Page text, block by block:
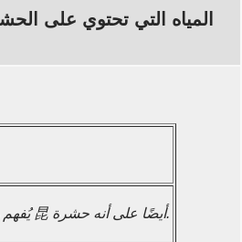
المياه التي تحتوي على
يُفهم هذا الجذر 昆 أيضًا على أنه حشرة.